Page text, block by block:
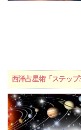
西洋占星術「ステッ